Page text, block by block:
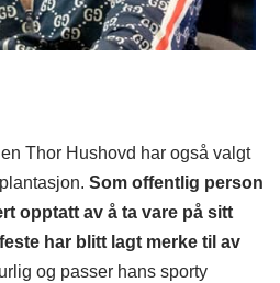
Thor Hushovd har også valgt
Som offentlig person
opptatt av å ta vare på sitt
har blitt lagt merke til av
og passer hans sporty